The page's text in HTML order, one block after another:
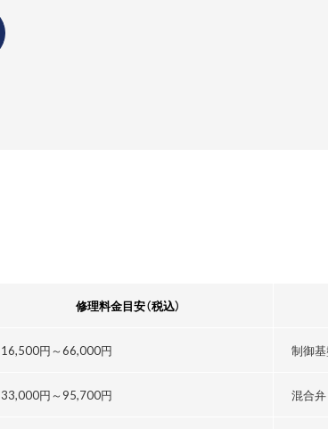
修理料金目安（税込）
16,500円～66,000円 制御基
33,000円～95,700円 混合弁